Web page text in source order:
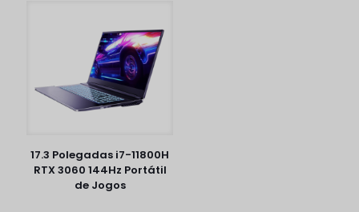
17.3 Polegadas i7-11800H
RTX 3060 144Hz Portátil
de Jogos